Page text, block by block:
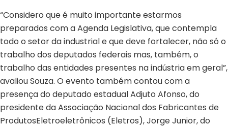
“Considero que é muito importante estarmos
preparados com a Agenda Legislativa, que contempla
todo o setor da industrial e que deve fortalecer, não só o
trabalho dos deputados federais mas, também, o
trabalho das entidades presentes na indústria em geral”,
avaliou Souza. O evento também contou com a
presença do deputado estadual Adjuto Afonso, do
presidente da Associação Nacional dos Fabricantes de
ProdutosEletroeletrônicos (Eletros), Jorge Junior, do